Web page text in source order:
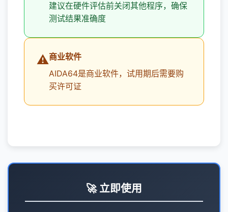
建议在硬件评估前关闭其他程序，确保
测试结果准确度
⚠️商业软件
AIDA64是商业软件，试用期后需要购
买许可证
🚀 立即使用